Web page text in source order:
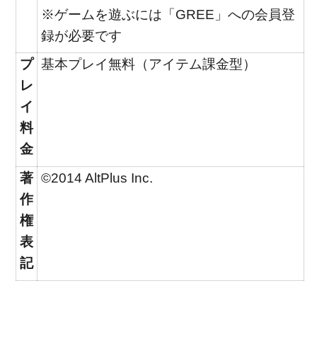
※ゲームを遊ぶには「GREE」への会員登
録が必要です
プ
レ
イ
料
金
基本プレイ無料（アイテム課金型）
著
作
権
表
記
©2014 AltPlus Inc.